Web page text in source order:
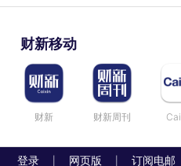
财新移动
财新 财新周刊
登录 网页版 订阅电邮